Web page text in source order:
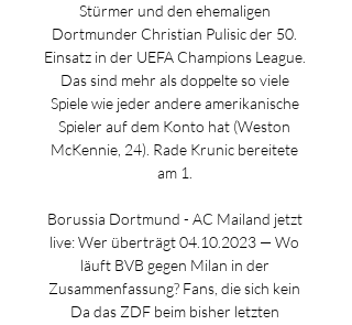
Stürmer und den ehemaligen
Dortmunder Christian Pulisic der 50.
Einsatz in der UEFA Champions League.
Das sind mehr als doppelte so viele
Spiele wie jeder andere amerikanische
Spieler auf dem Konto hat (Weston
McKennie, 24). Rade Krunic bereitete
am 1.
Borussia Dortmund - AC Mailand jetzt
live: Wer überträgt 04.10.2023 — Wo
läuft BVB gegen Milan in der
Zusammenfassung? Fans, die sich kein
Da das ZDF beim bisher letzten